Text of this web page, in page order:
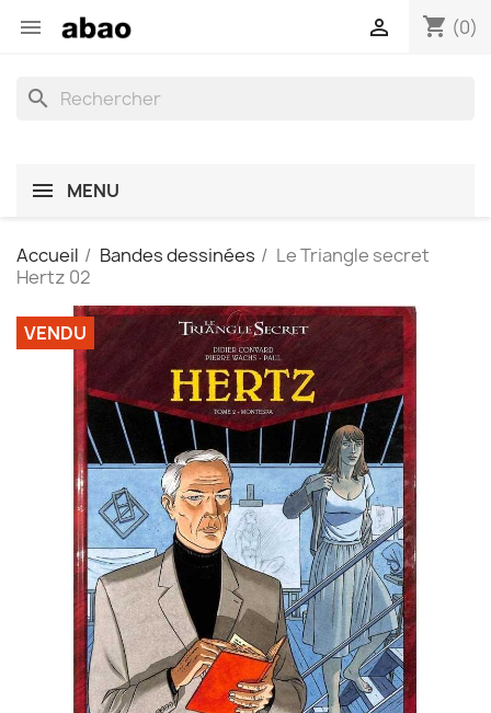
 shopping_cart (0)

search
MENU
Accueil Bandes dessinées
Le Triangle secret
Hertz 02
VENDU